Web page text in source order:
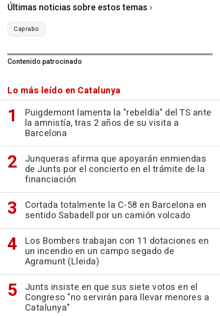
Últimas noticias sobre estos temas
Caprabo
Contenido patrocinado
Lo más leído en Catalunya
Puigdemont lamenta la "rebeldía" del TS ante
la amnistía, tras 2 años de su visita a
Barcelona
Junqueras afirma que apoyarán enmiendas
de Junts por el concierto en el trámite de la
financiación
Cortada totalmente la C-58 en Barcelona en
sentido Sabadell por un camión volcado
Los Bombers trabajan con 11 dotaciones en
un incendio en un campo segado de
Agramunt (Lleida)
Junts insiste en que sus siete votos en el
Congreso "no servirán para llevar menores a
Catalunya"